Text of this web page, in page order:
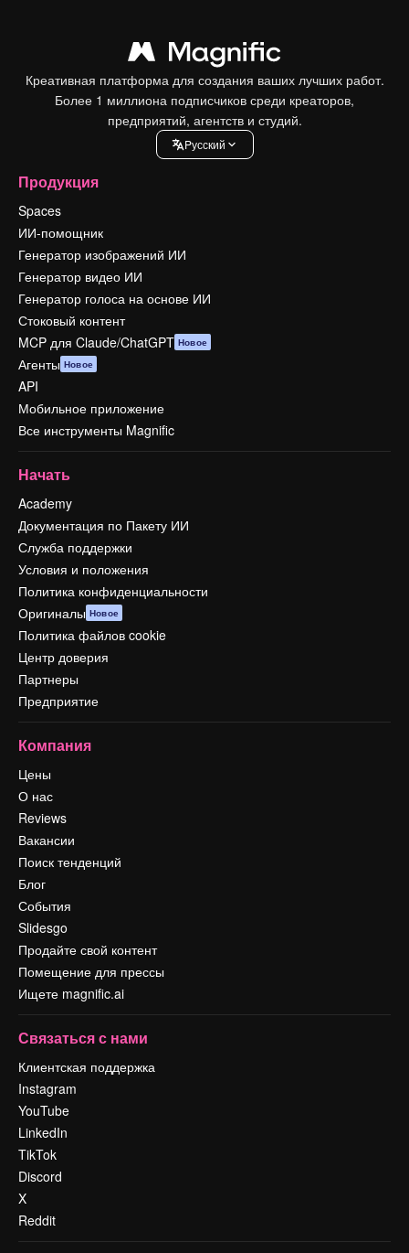
Креативная платформа для создания ваших лучших работ.
Более 1 миллиона подписчиков среди креаторов,
предприятий, агентств и студий.
Pусский
Продукция
Spaces
ИИ-помощник
Генератор изображений ИИ
Генератор видео ИИ
Генератор голоса на основе ИИ
Стоковый контент
MCP для Claude/ChatGPT Новое
Агенты Новое
API
Мобильное приложение
Все инструменты Magnific
Начать
Academy
Документация по Пакету ИИ
Служба поддержки
Условия и положения
Политика конфиденциальности
Оригиналы Новое
Политика файлов cookie
Центр доверия
Партнеры
Предприятие
Компания
Цены
О нас
Reviews
Вакансии
Поиск тенденций
Блог
События
Slidesgo
Продайте свой контент
Помещение для прессы
Ищете magnific.ai
Связаться с нами
Клиентская поддержка
Instagram
YouTube
LinkedIn
TikTok
Discord
X
Reddit